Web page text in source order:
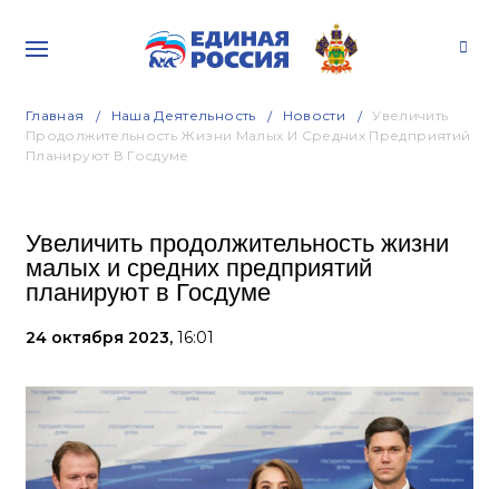
Главная Наша Деятельность Новости
Увеличить
Продолжительность Жизни Малых И Средних Предприятий
Планируют В Госдуме
Увеличить продолжительность жизни
малых и средних предприятий
планируют в Госдуме
24 октября 2023, 16:01